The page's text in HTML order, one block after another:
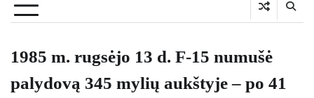
1985 m. rugsėjo 13 d. F-15 numušė
palydovą 345 mylių aukštyje – po 41